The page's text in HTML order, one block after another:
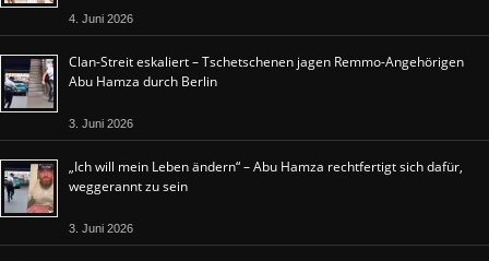
4. Juni 2026
Clan-Streit eskaliert – Tschetschenen jagen Remmo-Angehörigen
Abu Hamza durch Berlin
3. Juni 2026
„Ich will mein Leben ändern“ – Abu Hamza rechtfertigt sich dafür,
weggerannt zu sein
3. Juni 2026